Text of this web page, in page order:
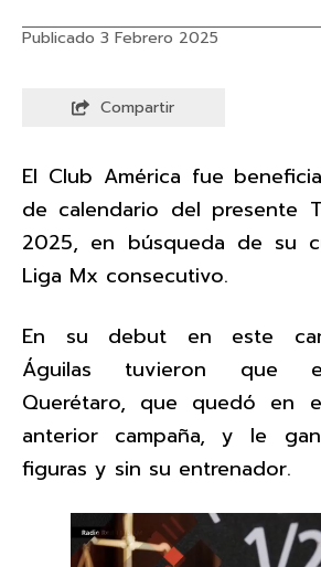
Publicado 3 Febrero 2025
Compartir
El Club América fue
de calendario del presente
2025, en búsqueda de su
Liga Mx consecutivo.
En su debut en este
Águilas tuvieron que
Querétaro, que quedó en
anterior campaña, y le
figuras y sin su entrenador.